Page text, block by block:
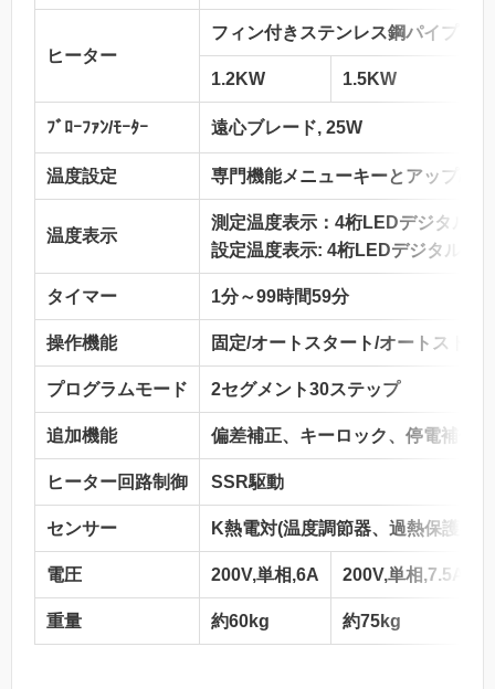
ヒーター
フィン付きステンレス鋼パイプヒ
1.2KW 1.5KW
ﾌﾞﾛｰﾌｧﾝ/ﾓｰﾀｰ 遠心ブレード, 25W
温度設定 専門機能メニューキーとアップ/ダ
温度表示
測定温度表示：4桁LEDデジタル表
設定温度表示: 4桁LEDデジタル表
タイマー 1分～99時間59分
操作機能 固定/オートスタート/オートストッ
プログラムモード 2セグメント30ステップ
追加機能 偏差補正、キーロック、停電補償
ヒーター回路制御 SSR駆動
センサー K熱電対(温度調節器、過熱保護器)
電圧 200V,単相,6A 200V,単相,7.5A
重量 約60kg 約75kg